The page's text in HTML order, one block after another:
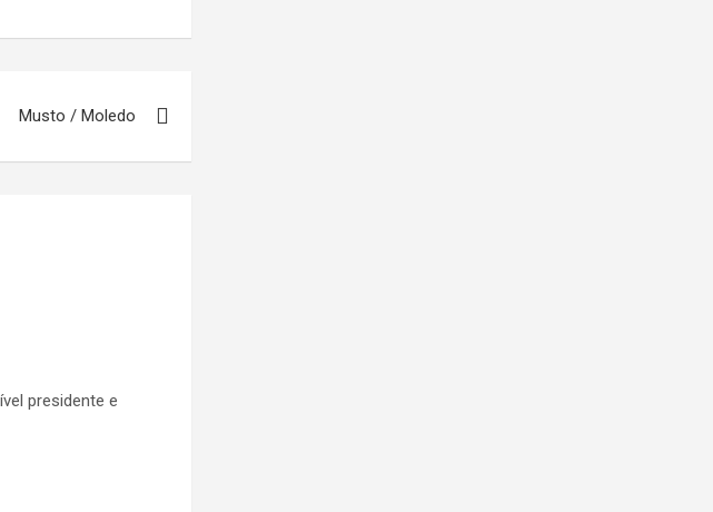
Musto / Moledo
presidente e